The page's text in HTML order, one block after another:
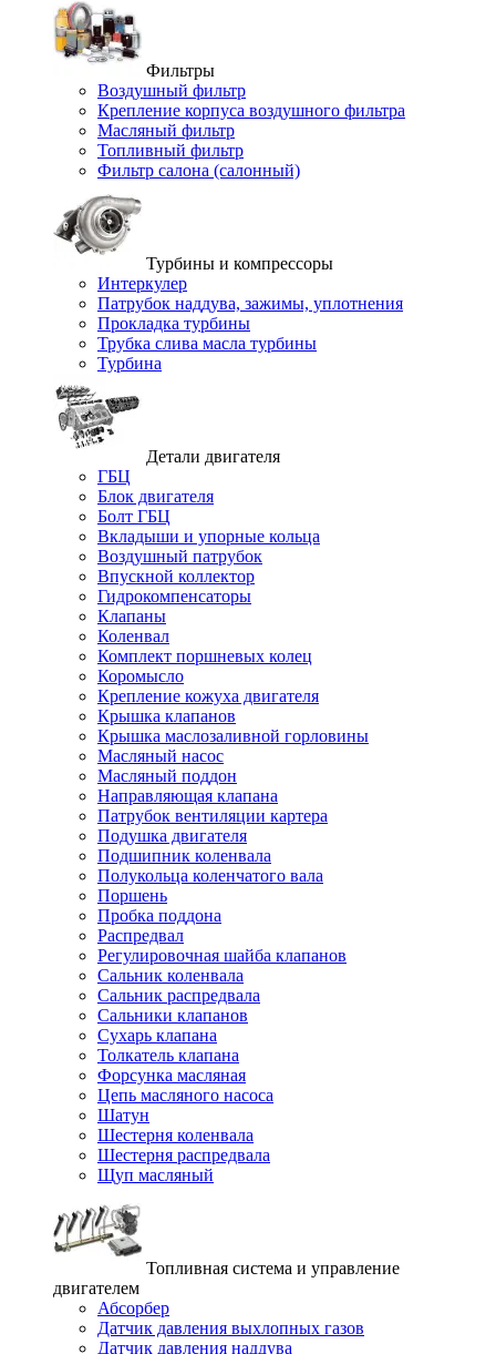
Фильтры
Воздушный фильтр
Крепление корпуса воздушного фильтра
Масляный фильтр
Топливный фильтр
Фильтр салона (салонный)
Турбины и компрессоры
Интеркулер
Патрубок наддува, зажимы, уплотнения
Прокладка турбины
Трубка слива масла турбины
Турбина
Детали двигателя
ГБЦ
Блок двигателя
Болт ГБЦ
Вкладыши и упорные кольца
Воздушный патрубок
Впускной коллектор
Гидрокомпенсаторы
Клапаны
Коленвал
Комплект поршневых колец
Коромысло
Крепление кожуха двигателя
Крышка клапанов
Крышка маслозаливной горловины
Масляный насос
Масляный поддон
Направляющая клапана
Патрубок вентиляции картера
Подушка двигателя
Подшипник коленвала
Полукольца коленчатого вала
Поршень
Пробка поддона
Распредвал
Регулировочная шайба клапанов
Сальник коленвала
Сальник распредвала
Сальники клапанов
Сухарь клапана
Толкатель клапана
Форсунка масляная
Цепь масляного насоса
Шатун
Шестерня коленвала
Шестерня распредвала
Щуп масляный
Топливная система и управление
двигателем
Абсорбер
Датчик давления выхлопных газов
Датчик давления наддува